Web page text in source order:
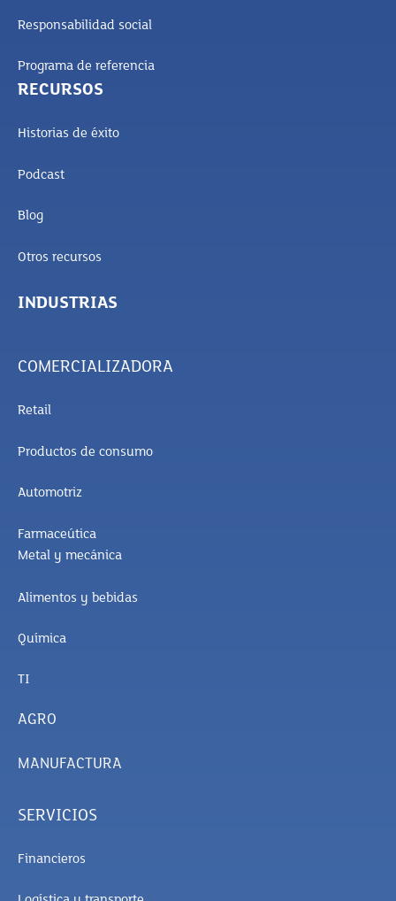
Responsabilidad social
Programa de referencia
RECURSOS
Historias de éxito
Podcast
Blog
Otros recursos
INDUSTRIAS
COMERCIALIZADORA
Retail
Productos de consumo
Automotriz
Farmaceútica
Metal y mecánica
Alimentos y bebidas
Química
TI
AGRO
MANUFACTURA
SERVICIOS
Financieros